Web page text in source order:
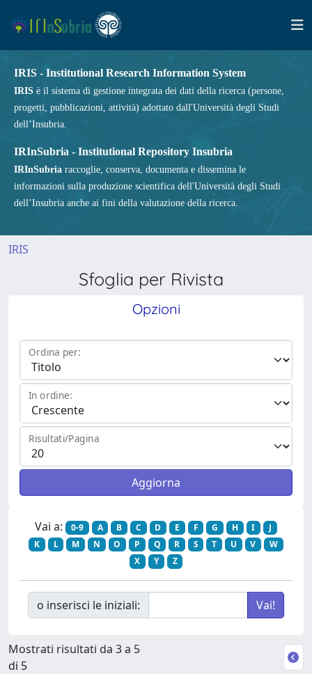
IRIS - Institutional Research Information System
IRIS è il sistema di gestione integrata dei dati della ricerca (persone,
progetti, pubblicazioni, attività) adottato dall'Università degli Studi
dell’Insubria.
IRInSubria - Institutional Repository Insubria
IRInSubria raccoglie, conserva, documenta e dissemina le
informazioni sulla produzione scientifica dell'Università degli Studi
dell’Insubria anche ai fini della valutazione della ricerca.
IRIS
Sfoglia per Rivista
Opzioni
Ordina per:
In ordine:
Risultati/Pagina
Vai a: 0-9 A B C D E F G H I
J
K
L M N O P Q R S T U V
W
X
Y Z
o inserisci le iniziali:
Mostrati risultati da 3 a 5
di 5